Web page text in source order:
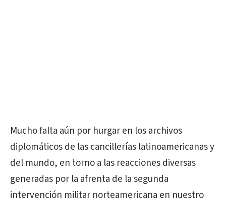
Mucho falta aún por hurgar en los archivos
diplomáticos de las cancillerías latinoamericanas y
del mundo, en torno a las reacciones diversas
generadas por la afrenta de la segunda
intervención militar norteamericana en nuestro